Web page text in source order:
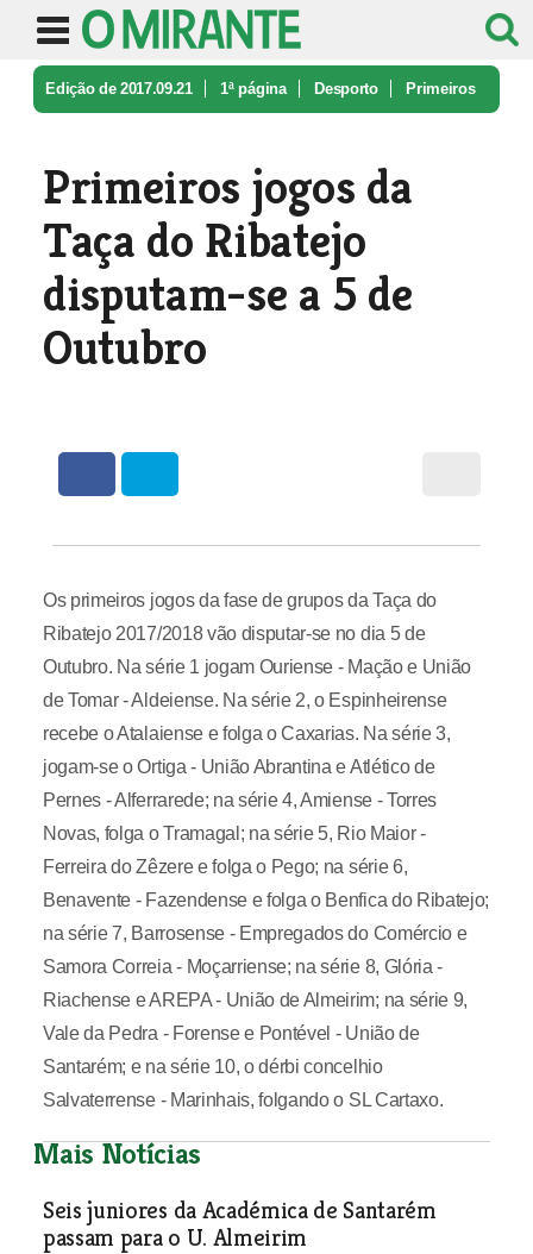
Edição de 2017.09.21 1ª página Desporto Primeiros
Primeiros jogos da
Taça do Ribatejo
disputam-se a 5 de
Outubro
Os primeiros jogos da fase de grupos da Taça do
Ribatejo 2017/2018 vão disputar-se no dia 5 de
Outubro. Na série 1 jogam Ouriense - Mação e União
de Tomar - Aldeiense. Na série 2, o Espinheirense
recebe o Atalaiense e folga o Caxarias. Na série 3,
jogam-se o Ortiga - União Abrantina e Atlético de
Pernes - Alferrarede; na série 4, Amiense - Torres
Novas, folga o Tramagal; na série 5, Rio Maior -
Ferreira do Zêzere e folga o Pego; na série 6,
Benavente - Fazendense e folga o Benfica do Ribatejo;
na série 7, Barrosense - Empregados do Comércio e
Samora Correia - Moçarriense; na série 8, Glória -
Riachense e AREPA - União de Almeirim; na série 9,
Vale da Pedra - Forense e Pontével - União de
Santarém; e na série 10, o dérbi concelhio
Salvaterrense - Marinhais, folgando o SL Cartaxo.
Mais Notícias
Seis juniores da Académica de Santarém
passam para o U. Almeirim